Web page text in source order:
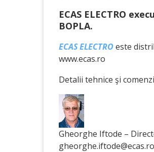
ECAS ELECTRO
BOPLA.
ECAS ELECTROeste
www.ecas.ro
Detalii tehnice şi
Gheorghe Iftode –
gheorghe.iftode@ecas.ro